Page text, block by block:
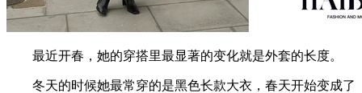
最近开春，她的穿搭里最显著的变化就是外套的长度。
冬天的时候她最常穿的是黑色长款大衣，春天开始变成了